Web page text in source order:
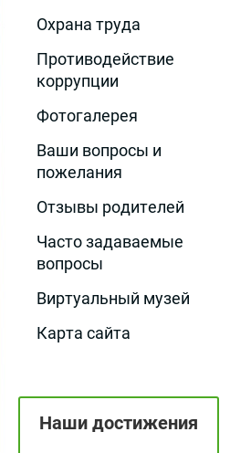
Охрана труда
Противодействие
коррупции
Фотогалерея
Ваши вопросы и
пожелания
Отзывы родителей
Часто задаваемые
вопросы
Виртуальный музей
Карта сайта
Наши достижения